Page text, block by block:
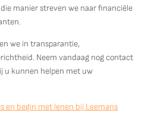
manier streven we naar financiële
we in transparantie,
Neem vandaag nog contact
u kunnen helpen met uw
en begin met lenen bij Leemans